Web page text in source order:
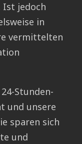
Ist jedoch
in
vermittelten
Stunden-
und unsere
sparen sich
und